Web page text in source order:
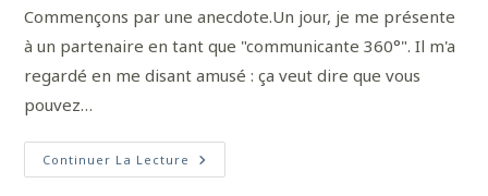
Commençons par une anecdote.Un jour, je me présente
à un partenaire en tant que "communicante 360°". Il m'a
regardé en me disant amusé : ça veut dire que vous
pouvez…
Continuer La Lecture